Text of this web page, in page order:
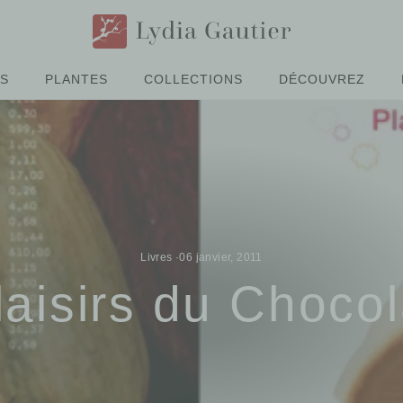
PLANTES COLLECTIONS DÉCOUVREZ
Livres ·06 janvier, 2011
du